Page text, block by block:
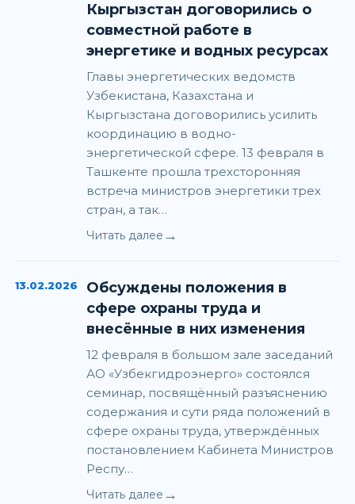
Кыргызстан договорились о
совместной работе в
энергетике и водных ресурсах
Главы энергетических ведомств
Узбекистана, Казахстана и
Кыргызстана договорились усилить
координацию в водно-
энергетической сфере. 13 февраля в
Ташкенте прошла трехсторонняя
встреча министров энергетики трех
стран, а так…
Читать далее →
13.02.2026
Обсуждены положения в
сфере охраны труда и
внесённые в них изменения
12 февраля в большом зале заседаний
АО «Узбекгидроэнерго» состоялся
семинар, посвящённый разъяснению
содержания и сути ряда положений в
сфере охраны труда, утверждённых
постановлением Кабинета Министров
Респу…
Читать далее →